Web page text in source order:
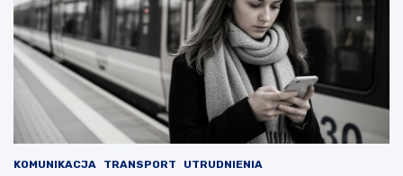
KOMUNIKACJA TRANSPORT UTRUDNIENIA